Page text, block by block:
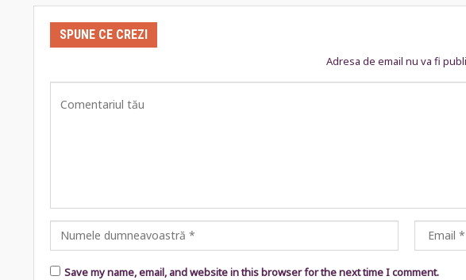
SPUNE CE CREZI
Adresa de email nu va fi
Save my name, email, and website in this browser for the next time I comment.